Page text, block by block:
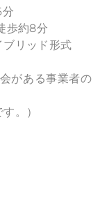
歩約8分
ブリッド形式
がある事業者の
。）